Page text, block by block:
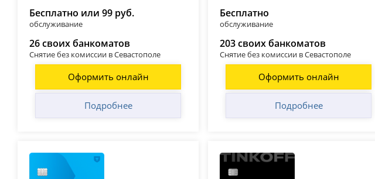
Бесплатно или 99 руб.
обслуживание
26 своих банкоматов
Снятие без комиссии в Севастополе
Оформить онлайн
Подробнее
Бесплатно
обслуживание
203 своих банкоматов
Снятие без комиссии в Севастополе
Оформить онлайн
Подробнее